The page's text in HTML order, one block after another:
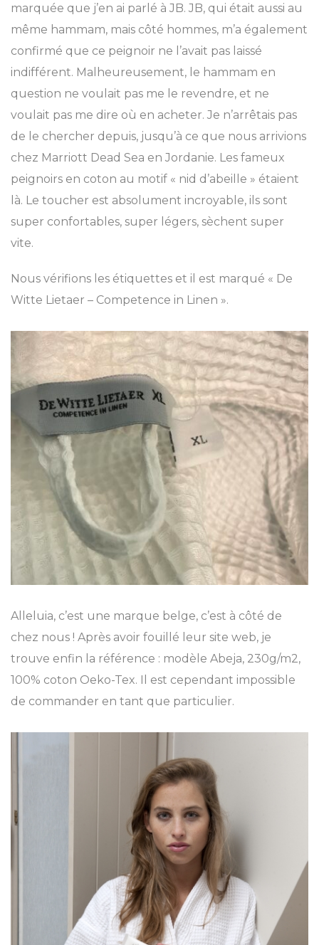
marquée que j’en ai parlé à JB. JB, qui était aussi au
même hammam, mais côté hommes, m’a également
confirmé que ce peignoir ne l’avait pas laissé
indifférent. Malheureusement, le hammam en
question ne voulait pas me le revendre, et ne
voulait pas me dire où en acheter. Je n’arrêtais pas
de le chercher depuis, jusqu’à ce que nous arrivions
chez Marriott Dead Sea en Jordanie. Les fameux
peignoirs en coton au motif « nid d’abeille » étaient
là. Le toucher est absolument incroyable, ils sont
super confortables, super légers, sèchent super
vite.
Nous vérifions les étiquettes et il est marqué « De
Witte Lietaer – Competence in Linen ».
Alleluia, c’est une marque belge, c’est à côté de
chez nous ! Après avoir fouillé leur site web, je
trouve enfin la référence : modèle Abeja, 230g/m2,
100% coton Oeko-Tex. Il est cependant impossible
de commander en tant que particulier.